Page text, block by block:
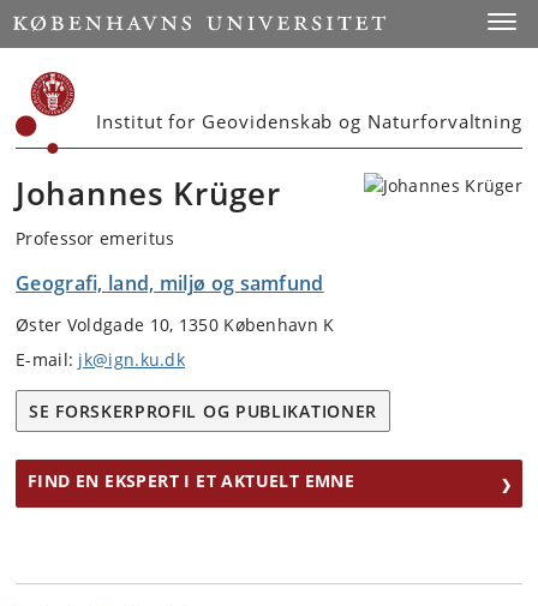
Start
Institut for Geovidenskab og Naturforvaltning
Johannes Krüger
Professor emeritus
Geografi, land, miljø og samfund
Øster Voldgade 10, 1350 København K
E-mail: jk@ign.ku.dk
SE FORSKERPROFIL OG PUBLIKATIONER
FIND EN EKSPERT I ET AKTUELT EMNE